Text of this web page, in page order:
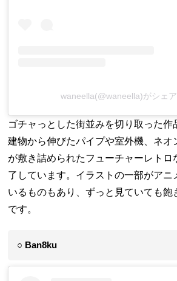
waneella(@waneella)がシェ
ゴチャっとした街並みを切り取った作
建物から伸びたパイプや室外機、ネオ
が敷き詰められたフューチャーレトロ
了しています。イラストの一部がアニ
いるものもあり、ずっと見ていても飽
です。
○ Ban8ku